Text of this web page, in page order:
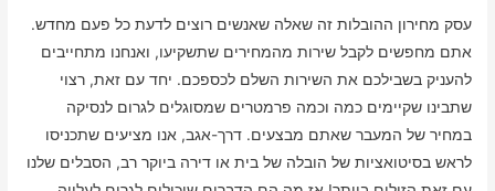
עסק מחירון ההובלות זה שאלה שאנשים רוצים לדעת כל פעם מחדש.
אתם מחפשים לקבל שירות מהמחירים שתשקיעו, ואנחנו מתחייבים
להעניק בשבילכם את השירות השלם לכספכם. יחד עם זאת, רצוי
שתבינו שקיימים כמה וכמה פרמטרים שמסוגלים לגרום לנסיקה
במחיר של המעבר שאתם מבצעים. דרך-אגב, אנו מציעים שתכניסו
לראש בסיטואציות של הובלה של בית או דירה ביוקר רב, הסבלים שלנו